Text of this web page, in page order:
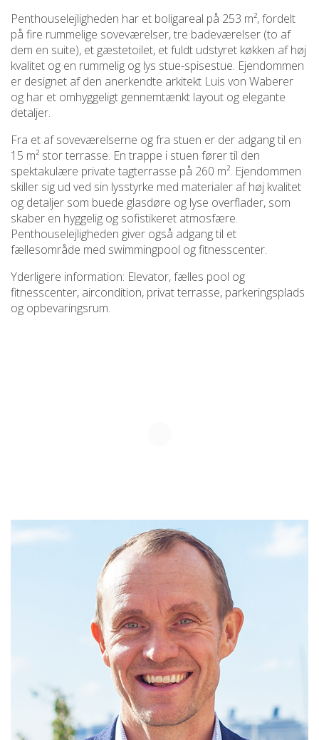
Penthouselejligheden har et boligareal på 253 m², fordelt
på fire rummelige soveværelser, tre badeværelser (to af
dem en suite), et gæstetoilet, et fuldt udstyret køkken af høj
kvalitet og en rummelig og lys stue-spisestue. Ejendommen
er designet af den anerkendte arkitekt Luis von Waberer
og har et omhyggeligt gennemtænkt layout og elegante
detaljer.
Fra et af soveværelserne og fra stuen er der adgang til en
15 m² stor terrasse. En trappe i stuen fører til den
spektakulære private tagterrasse på 260 m². Ejendommen
skiller sig ud ved sin lysstyrke med materialer af høj kvalitet
og detaljer som buede glasdøre og lyse overflader, som
skaber en hyggelig og sofistikeret atmosfære.
Penthouselejligheden giver også adgang til et
fællesområde med swimmingpool og fitnesscenter.
Yderligere information: Elevator, fælles pool og
fitnesscenter, aircondition, privat terrasse, parkeringsplads
og opbevaringsrum.